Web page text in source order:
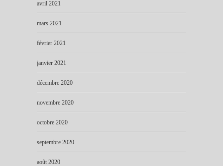
avril 2021
mars 2021
février 2021
janvier 2021
décembre 2020
novembre 2020
octobre 2020
septembre 2020
août 2020